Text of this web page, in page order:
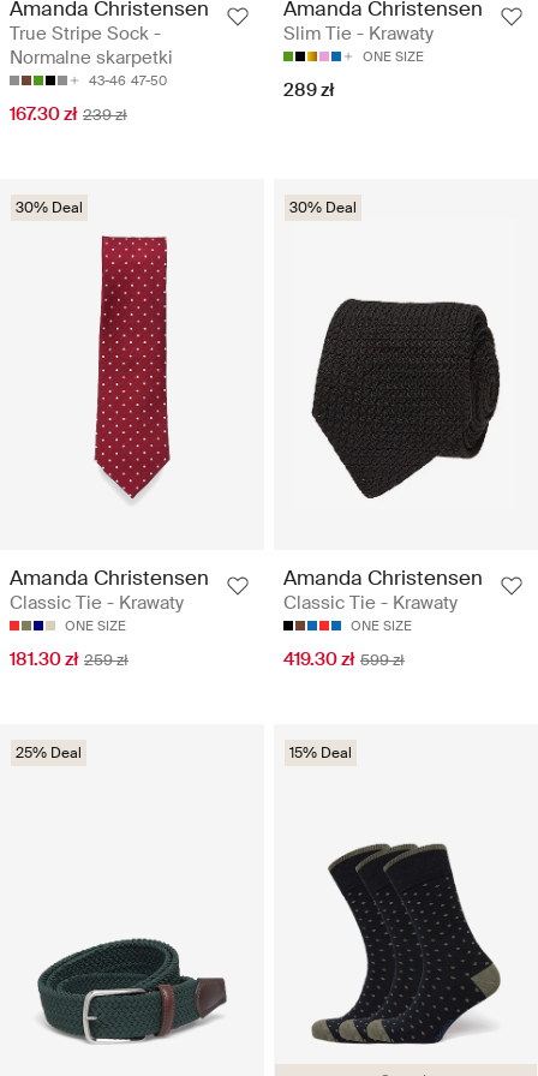
Amanda Christensen
True Stripe Sock -
Normalne skarpetki
43-46 47-50
167.30 zł 239 zł
Amanda Christensen
Slim Tie - Krawaty
ONE SIZE
289 zł
30% Deal
Amanda Christensen
Classic Tie - Krawaty
ONE SIZE
181.30 zł 259 zł
30% Deal
Amanda Christensen
Classic Tie - Krawaty
ONE SIZE
419.30 zł 599 zł
25% Deal 15% Deal